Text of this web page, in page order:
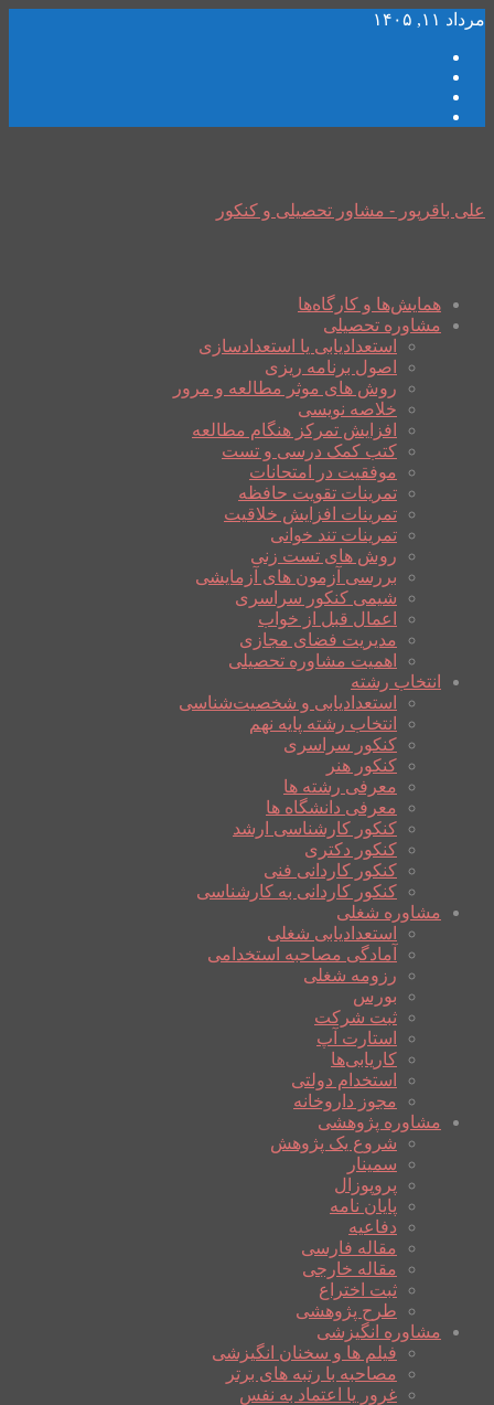
مرداد ۱۱, ۱۴۰۵
علی باقرپور - مشاور تحصیلی و کنکور
همایش‌ها و کارگاه‌ها
مشاوره تحصیلی
استعدادیابی یا استعدادسازی
اصول برنامه ریزی
روش های موثر مطالعه و مرور
خلاصه نویسی
افزایش تمرکز هنگام مطالعه
کتب کمک درسی و تست
موفقیت در امتحانات
تمرینات تقویت حافظه
تمرینات افزایش خلاقیت
تمرینات تند خوانی
روش های تست زنی
بررسی آزمون های آزمایشی
شیمی کنکور سراسری
اعمال قبل از خواب
مدیریت فضای مجازی
اهمیت مشاوره تحصیلی
انتخاب رشته
استعدادیابی و شخصیت‌شناسی
انتخاب رشته پایه نهم
کنکور سراسری
کنکور هنر
معرفی رشته ها
معرفی دانشگاه ها
کنکور کارشناسی ارشد
کنکور دکتری
کنکور کاردانی فنی
کنکور کاردانی به کارشناسی
مشاوره شغلی
استعدادیابی شغلی
آمادگی مصاحبه استخدامی
رزومه شغلی
بورس
ثبت شرکت
استارت آپ
کاریابی‌ها
استخدام دولتی
مجوز داروخانه
مشاوره پژوهشی
شروع یک پژوهش
سمینار
پروپوزال
پایان نامه
دفاعیه
مقاله فارسی
مقاله خارجی
ثبت اختراع
طرح پژوهشی
مشاوره انگیزشی
فیلم ها و سخنان انگیزشی
مصاحبه با رتبه های برتر
غرور یا اعتماد به نفس